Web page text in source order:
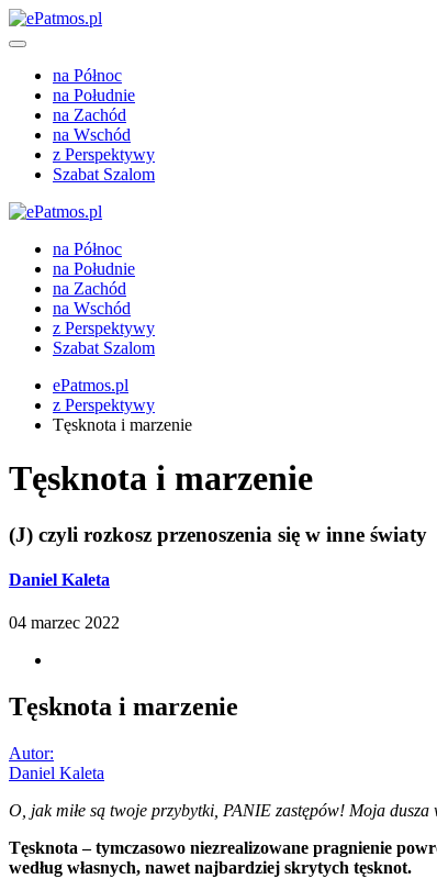
na Północ
na Południe
na Zachód
na Wschód
z Perspektywy
Szabat Szalom
na Północ
na Południe
na Zachód
na Wschód
z Perspektywy
Szabat Szalom
ePatmos.pl
z Perspektywy
Tęsknota i marzenie
Tęsknota i marzenie
(J) czyli rozkosz przenoszenia się w inne światy
Daniel Kaleta
04 marzec 2022
Tęsknota i marzenie
Autor:
Daniel Kaleta
O, jak miłe są twoje przybytki, PANIE zastępów! Moja
Tęsknota – tymczasowo niezrealizowane pragnienie
według własnych, nawet najbardziej skrytych tęsknot.